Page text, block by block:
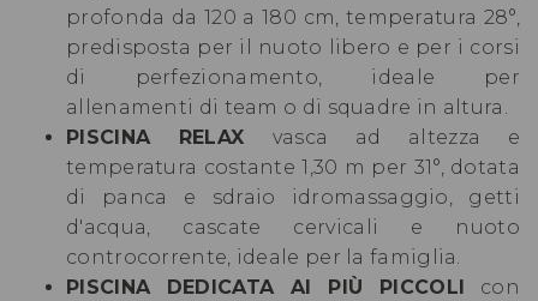
profonda da 120 a 180 cm, temperatura 28°,
predisposta per il nuoto libero e per i corsi
di perfezionamento, ideale per
allenamenti di team o di squadre in altura .
PISCINA RELAX vasca ad altezza e
temperatura costante 1,30 m per 31°, dotata
di panca e sdraio idromassaggio, getti
d'acqua, cascate cervicali e nuoto
controcorrente, ideale per la famiglia .
PISCINA DEDICATA AI PIÙ PICCOLI con